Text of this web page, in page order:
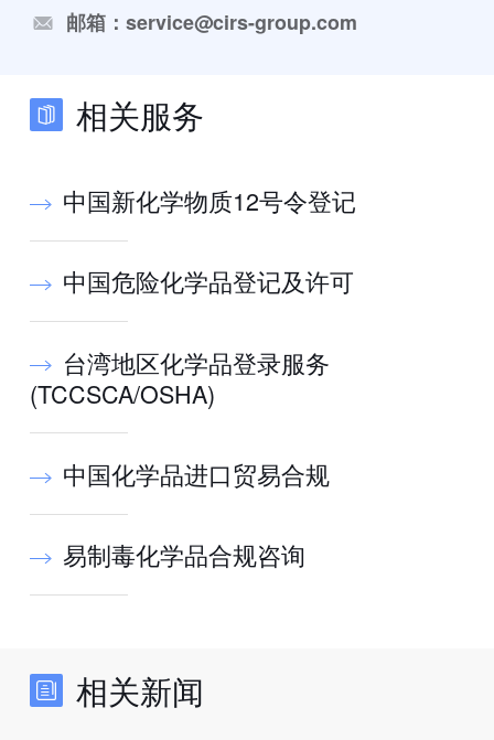
邮箱：service@cirs-group.com
相关服务
中国新化学物质12号令登记
中国危险化学品登记及许可
台湾地区化学品登录服务
(TCCSCA/OSHA)
中国化学品进口贸易合规
易制毒化学品合规咨询
相关新闻